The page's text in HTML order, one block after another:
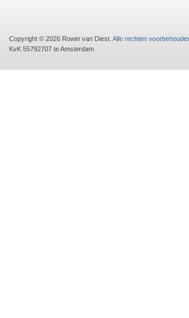
Copyright © 2026 Rowin van Diest. Alle rechten
KvK 55792707 te Amsterdam